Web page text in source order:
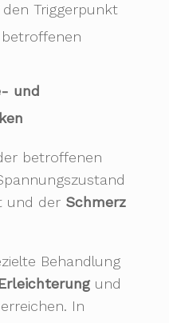
den Triggerpunkt
und
betroffenen
und der Schmerz
Behandlung
und
In